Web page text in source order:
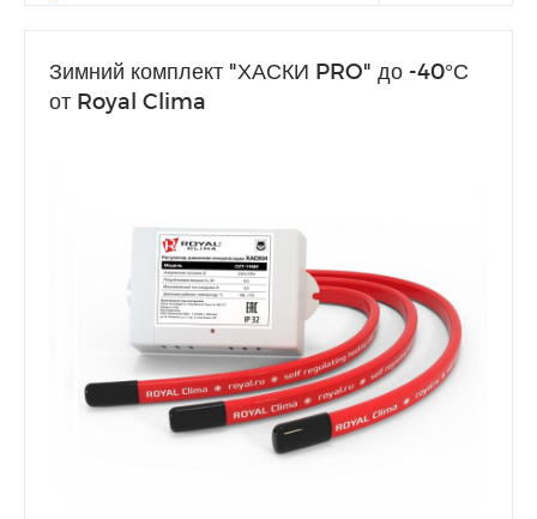
Зимний комплект "ХАСКИ PRO" до -40°С
от Royal Clima